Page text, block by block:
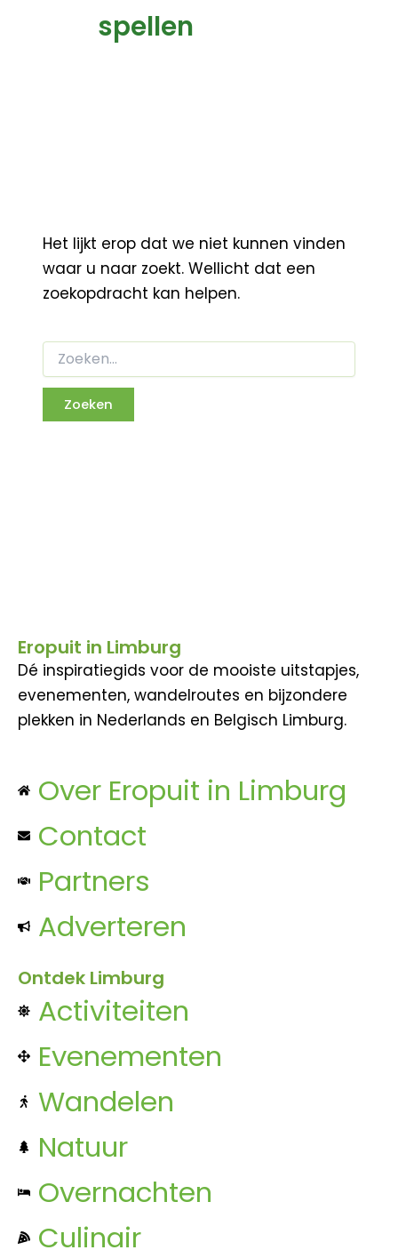
spellen
Het lijkt erop dat we niet kunnen vinden
waar u naar zoekt. Wellicht dat een
zoekopdracht kan helpen.
Eropuit in Limburg
Dé inspiratiegids voor de mooiste uitstapjes,
evenementen, wandelroutes en bijzondere
plekken in Nederlands en Belgisch Limburg.
Over Eropuit in Limburg
Contact
Partners
Adverteren
Ontdek Limburg
Activiteiten
Evenementen
Wandelen
Natuur
Overnachten
Culinair